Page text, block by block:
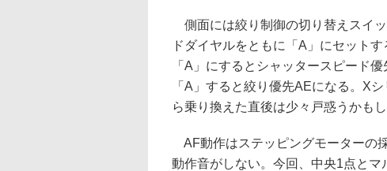
側面には絞り制御の切り替えスイ
ドダイヤルをともに「A」にセット
「A」にするとシャッタースピード
「A」すると絞り優先AEになる。X
ら乗り換えた直後は少々戸惑うかもし
AF動作はステッピングモーターの
動作音がしない。今回、中央1点と